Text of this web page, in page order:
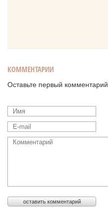
КОММЕНТАРИИ
Оставьте первый комментарий